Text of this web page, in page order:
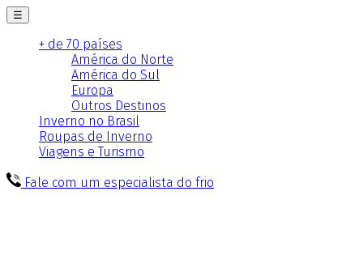
☰
+ de 70 países
América do Norte
América do Sul
Europa
Outros Destinos
Inverno no Brasil
Roupas de Inverno
Viagens e Turismo
Fale com um especialista do frio